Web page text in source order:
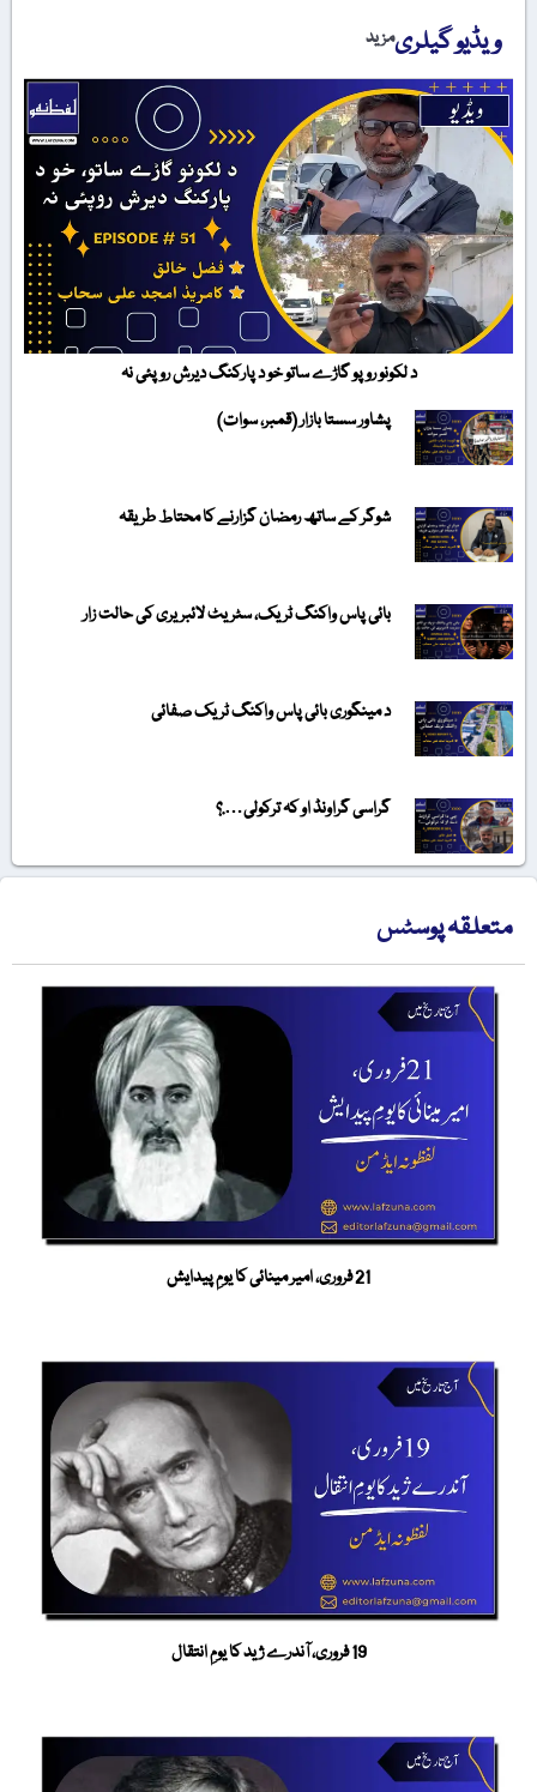
ویڈیو گیلریمزید
د لکونو روپو گاڑے ساتو خو د پارکنگ دیرش روپئی نہ
پشاور سستا بازار (قمبر، سوات)
شوگر کے ساتھ رمضان گزارنے کا محتاط طریقہ
بائی پاس واکنگ ٹریک، سٹریٹ لائبریری کی حالت زار
د مینگوری بائی پاس واکنگ ٹریک صفائی
گراسی گراونڈ او کہ ترکولی….؟
متعلقہ پوسٹس
21 فروری، امیر مینائی کا یومِ پیدایش
19 فروری، آندرے ژید کا یومِ انتقال